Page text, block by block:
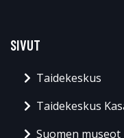
SIVUT
Taidekeskus
Taidekeskus
Suomen museot